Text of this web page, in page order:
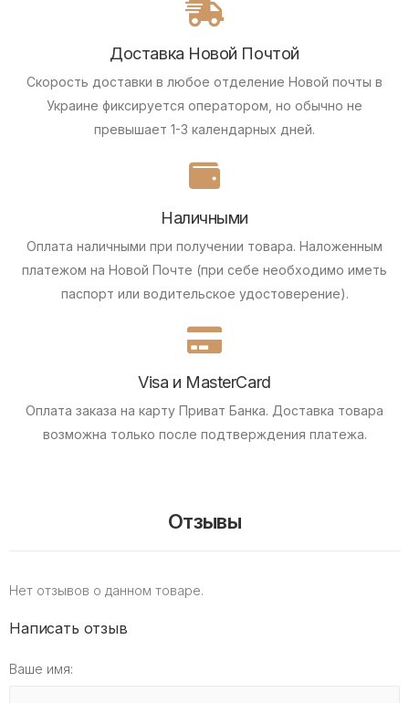
Доставка Новой Почтой
Скорость доставки в любое отделение Новой почты в
Украине фиксируется оператором, но обычно не
превышает 1-3 календарных дней.
Наличными
Оплата наличными при получении товара. Наложенным
платежом на Новой Почте (при себе необходимо иметь
паспорт или водительское удостоверение).
Visa и MasterCard
Оплата заказа на карту Приват Банка. Доставка товара
возможна только после подтверждения платежа.
Отзывы
Нет отзывов о данном товаре.
Написать отзыв
Ваше имя: